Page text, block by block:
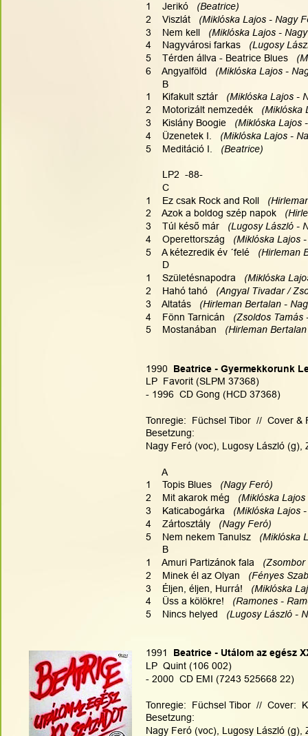
1    Jerikó
   (Beatrice)
2    Viszlát
(Miklóska Lajos - Nagy
3    Nem kell
(Miklóska Lajos -
4    Nagyvárosi farkas
(Lugosy
5    Térden állva - Beatrice Blues
6    Angyalföld
(Miklóska Lajos -
      B
1    Kifakult sztár
(Miklóska Lajos -
2    Motorizált nemzedék
(Miklóska
3    Kislány Boogie
(Miklóska Lajos
4    Üzenetek I.
(Miklóska Lajos -
5    Meditáció I.
   (Beatrice)
      LP2  -88-
      C
1    Ez csak Rock and Roll
2    Azok a boldog szép napok
3    Túl késő már
(Lugosy László -
4    Operettország
(Miklóska Lajos
5    A kétezredik év ´felé
(Hirleman
      D
1    Születésnapodra
(Miklóska
2    Hahó tahó
(Angyal Tivadar /
3    Altatás
(Hirleman Bertalan -
4    Fönn Tarnicán
(Zsoldos Tamás
5    Mostanában
(Hirleman
1990
Beatrice - Gyermekkorunk
LP  Favorit (SLPM 37368)
- 1996  CD Gong (HCD 37368)
Tonregie:  Füchsel Tibor  //  Cover &
Besetzung:
Nagy Feró (voc), Lugosy László (g),
      A
1    Topis Blues
(Nagy Feró)
2    Mit akarok még (Miklóska
3    Katicabogárka (Miklóska Lajos
4    Zártosztály (Nagy Feró)
5    Nem nekem Tanulsz (Miklóska
      B
1    Amuri Partizánok fala (Zsombor
2    Minek él az Olyan
(Fényes
3    Éljen, éljen, Hurrá! (Miklóska
4    Üss a kölökre!
(Ramones -
5    Nincs helyed
(Lugosy László -
1991
Beatrice - Utálom az egész
LP  Quint (106 002)
- 2000  CD EMI (7243 525668 22)
Tonregie:  Füchsel Tibor  //  Cover:
Besetzung:
Nagy Feró (voc), Lugosy László